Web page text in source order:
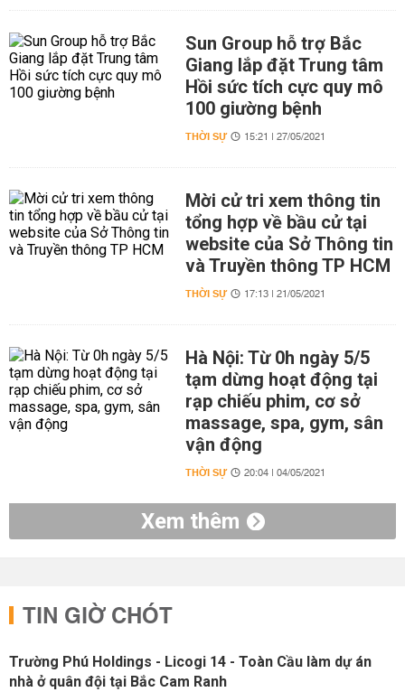
Sun Group hỗ trợ Bắc
Giang lắp đặt Trung tâm
Hồi sức tích cực quy mô
100 giường bệnh
THỜI SỰ 15:21 | 27/05/2021
Mời cử tri xem thông tin
tổng hợp về bầu cử tại
website của Sở Thông tin
và Truyền thông TP HCM
THỜI SỰ 17:13 | 21/05/2021
Hà Nội: Từ 0h ngày 5/5
tạm dừng hoạt động tại
rạp chiếu phim, cơ sở
massage, spa, gym, sân
vận động
THỜI SỰ 20:04 | 04/05/2021
Xem thêm
TIN GIỜ CHÓT
Trường Phú Holdings - Licogi 14 - Toàn Cầu làm dự án
nhà ở quân đội tại Bắc Cam Ranh